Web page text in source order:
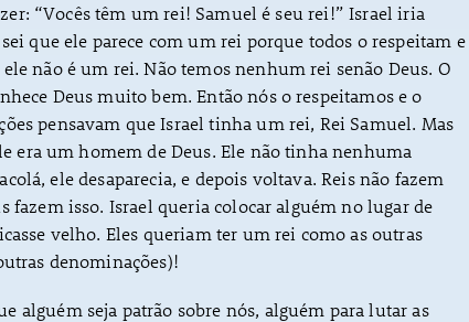
“Vocês têm um rei! Samuel é seu rei!” Israel iria
que ele parece com um rei porque todos o respeitam e
não é um rei. Não temos nenhum rei senão Deus. O
Deus muito bem. Então nós o respeitamos e o
pensavam que Israel tinha um rei, Rei Samuel. Mas
era um homem de Deus. Ele não tinha nenhuma
ele desaparecia, e depois voltava. Reis não fazem
fazem isso. Israel queria colocar alguém no lugar de
velho. Eles queriam ter um rei como as outras
denominações)!
alguém seja patrão sobre nós, alguém para lutar as